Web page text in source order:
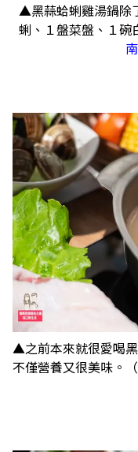
▲黑蒜蛤蜊雞湯鍋除
蜊、１盤菜盤、１碗
▲之前本來就很愛喝
不僅營養又很美味。